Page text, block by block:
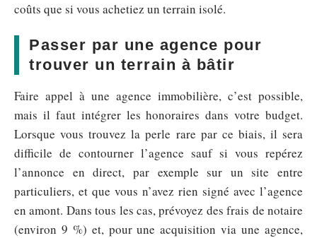
coûts que si vous achetiez un terrain isolé.
Passer par une agence pour
trouver un terrain à bâtir
Faire appel à une agence immobilière, c’est possible,
mais il faut intégrer les honoraires dans votre budget.
Lorsque vous trouvez la perle rare par ce biais, il sera
difficile de contourner l’agence sauf si vous repérez
l’annonce en direct, par exemple sur un site entre
particuliers, et que vous n’avez rien signé avec l’agence
en amont. Dans tous les cas, prévoyez des frais de notaire
(environ 9 %) et, pour une acquisition via une agence,